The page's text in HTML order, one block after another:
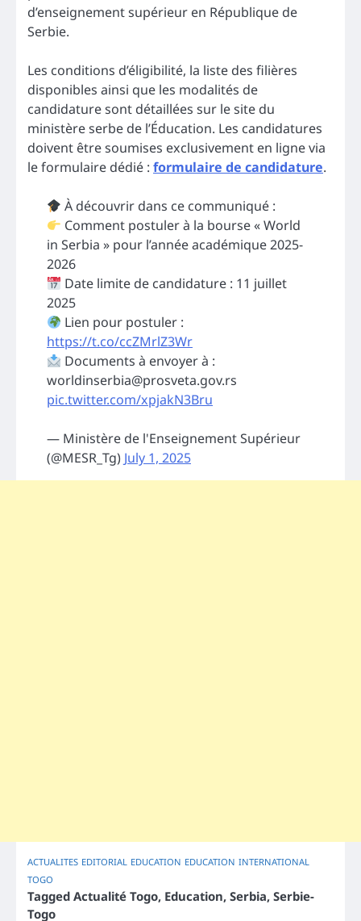
d’enseignement supérieur en République de
Serbie.
Les conditions d’éligibilité, la liste des filières
disponibles ainsi que les modalités de
candidature sont détaillées sur le site du
ministère serbe de l’Éducation. Les candidatures
doivent être soumises exclusivement en ligne via
le formulaire dédié : formulaire de candidature.
À découvrir dans ce communiqué :
Comment postuler à la bourse « World
in Serbia » pour l’année académique 2025-
2026
Date limite de candidature : 11 juillet
2025
Lien pour postuler :
https://t.co/ccZMrlZ3Wr
Documents à envoyer à :
worldinserbia@prosveta.gov.rs
pic.twitter.com/xpjakN3Bru
— Ministère de l'Enseignement Supérieur
(@MESR_Tg) July 1, 2025
ACTUALITES EDITORIAL EDUCATION EDUCATION INTERNATIONAL
TOGO
Tagged Actualité Togo, Education, Serbia, Serbie-
Togo